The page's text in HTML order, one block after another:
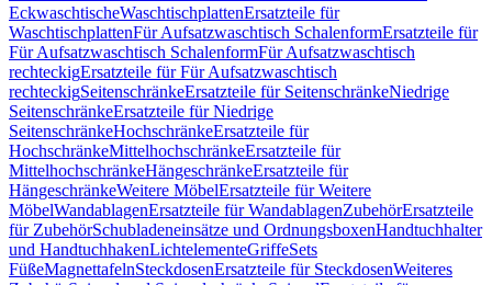
EckwaschtischeWaschtischplattenErsatzteile für
WaschtischplattenFür Aufsatzwaschtisch SchalenformErsatzteile für
Für Aufsatzwaschtisch SchalenformFür Aufsatzwaschtisch
rechteckigErsatzteile für Für Aufsatzwaschtisch
rechteckigSeitenschränkeErsatzteile für SeitenschränkeNiedrige
SeitenschränkeErsatzteile für Niedrige
SeitenschränkeHochschränkeErsatzteile für
HochschränkeMittelhochschränkeErsatzteile für
MittelhochschränkeHängeschränkeErsatzteile für
HängeschränkeWeitere MöbelErsatzteile für Weitere
MöbelWandablagenErsatzteile für WandablagenZubehörErsatzteile
für ZubehörSchubladeneinsätze und OrdnungsboxenHandtuchhalter
und HandtuchhakenLichtelementeGriffeSets
FüßeMagnettafelnSteckdosenErsatzteile für SteckdosenWeiteres